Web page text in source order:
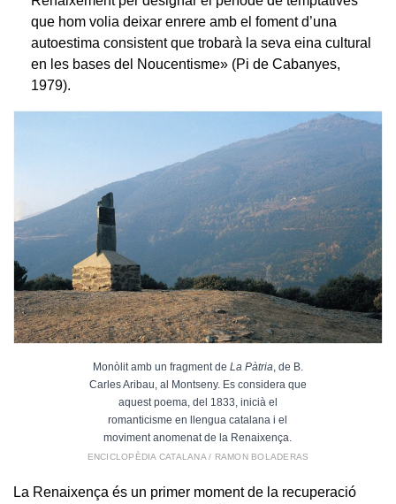
que hom volia deixar enrere amb el foment d’una
autoestima consistent que trobarà la seva eina cultural
en les bases del Noucentisme» (Pi de Cabanyes,
1979).
Monòlit amb un fragment de La Pàtria , de B.
Carles Aribau, al Montseny. Es considera que
aquest poema, del 1833, inicià el
romanticisme en llengua catalana i el
moviment anomenat de la Renaixença.
ENCICLOPÈDIA CATALANA / RAMON BOLADERAS
La Renaixença és un primer moment de la recuperació